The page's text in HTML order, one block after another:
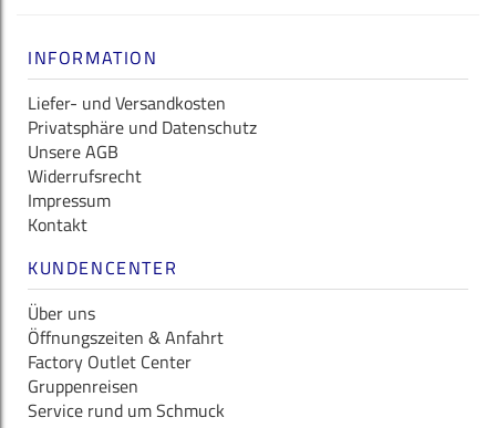
INFORMATION
Liefer- und Versandkosten
Privatsphäre und Datenschutz
Unsere AGB
Widerrufsrecht
Impressum
Kontakt
KUNDENCENTER
Über uns
Öffnungszeiten & Anfahrt
Factory Outlet Center
Gruppenreisen
Service rund um Schmuck